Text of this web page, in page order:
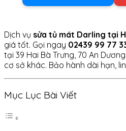
Dịch vụ sửa tủ mát Darling tại
giá tốt. Gọi ngay 02439 99 77
tại 39 Hai Bà Trưng, 70 An
cơ sở khác. Bảo hành dài hạn,
Mục Lục Bài Viết